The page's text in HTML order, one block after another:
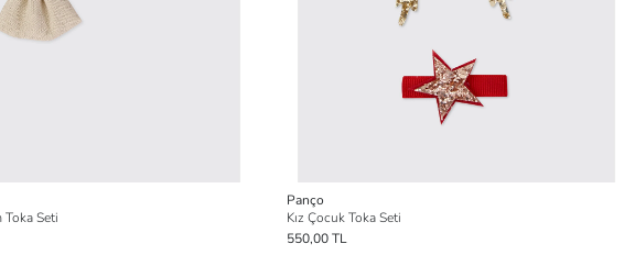
Toka Seti
Panço
Kız Çocuk Toka Seti
550,00 TL